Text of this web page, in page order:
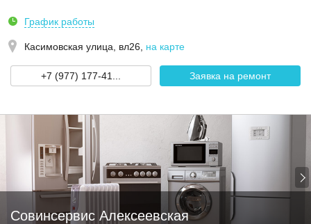
График работы
Касимовская улица, вл26 на карте
+7 (977) 177-41... Заявка на ремонт
Совинсервис Алексеевская